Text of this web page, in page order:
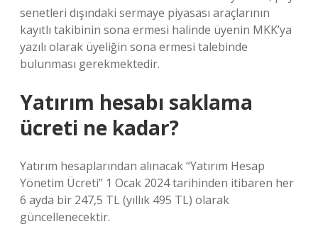
senetleri dışındaki sermaye piyasası araçlarının
kayıtlı takibinin sona ermesi halinde üyenin MKK’ya
yazılı olarak üyeliğin sona ermesi talebinde
bulunması gerekmektedir.
Yatırım hesabı saklama
ücreti ne kadar?
Yatırım hesaplarından alınacak “Yatırım Hesap
Yönetim Ücreti” 1 Ocak 2024 tarihinden itibaren her
6 ayda bir 247,5 TL (yıllık 495 TL) olarak
güncellenecektir.